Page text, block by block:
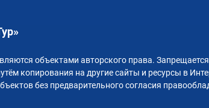
объектами авторского права.
копирования на другие сайты и ресурсы в
без предварительного согласия